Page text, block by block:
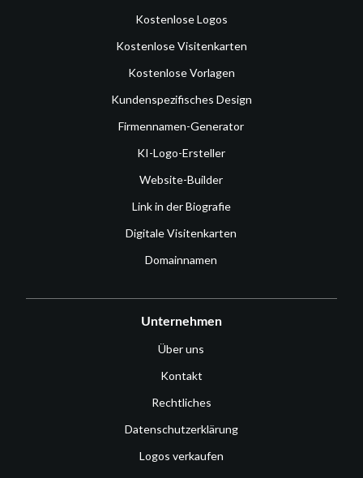
Kostenlose Logos
Kostenlose Visitenkarten
Kostenlose Vorlagen
Kundenspezifisches Design
Firmennamen-Generator
KI-Logo-Ersteller
Website-Builder
Link in der Biografie
Digitale Visitenkarten
Domainnamen
Unternehmen
Über uns
Kontakt
Rechtliches
Datenschutzerklärung
Logos verkaufen